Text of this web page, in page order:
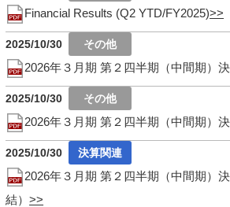
Financial Results (Q2 YTD/FY2025)
2025/10/30
2026年３月期 第２四半期（中間期）
2025/10/30
2026年３月期 第２四半期（中間期）
2025/10/30
2026年３月期 第２四半期（中間期）
結）